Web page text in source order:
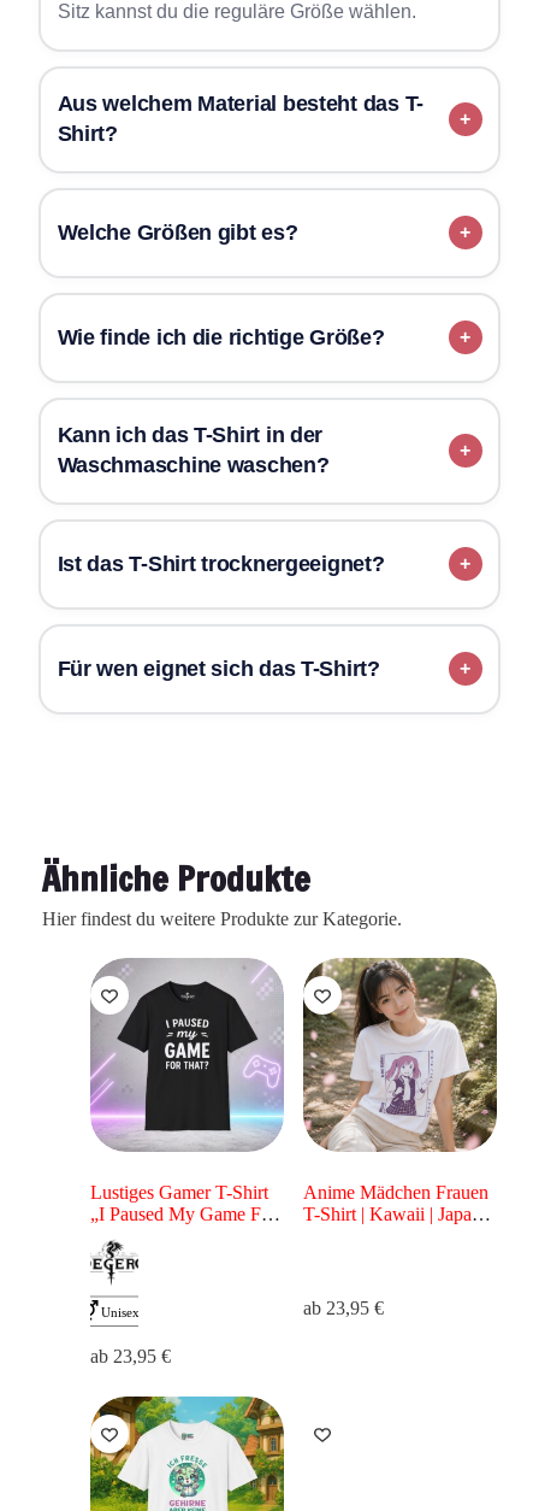
Sitz kannst du die reguläre Größe wählen.
Aus welchem Material besteht das T-
Shirt?
Welche Größen gibt es?
Wie finde ich die richtige Größe?
Kann ich das T-Shirt in der
Waschmaschine waschen?
Ist das T-Shirt trocknergeeignet?
Für wen eignet sich das T-Shirt?
Ähnliche Produkte
Hier findest du weitere Produkte zur Kategorie.
Lustiges Gamer T-Shirt
„I Paused My Game For
That?“ – Gaming Shirt
für Zocker
ab 23,95 €
Anime Mädchen Frauen
T-Shirt | Kawaii | Japan
ab 23,95 €